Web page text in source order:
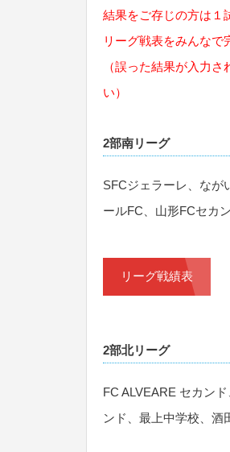
結果をご存じの方は１
リーグ戦表をみんなで
（誤った結果が入力さ
い）
2部南リーグ
SFCジェラーレ、なが
ールFC、山形FCセカ
リーグ戦績表
2部北リーグ
FC ALVEARE セカン
ンド、最上中学校、酒